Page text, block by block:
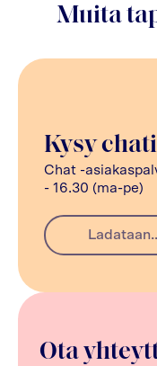
Muita
Ota
Kysy
Chat -
- 16.30 (ma-pe)